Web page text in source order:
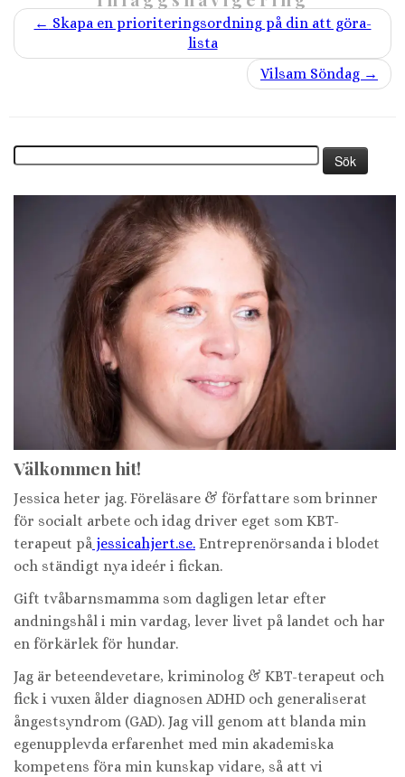
← Skapa en prioriteringsordning på din att göra-
lista
Vilsam Söndag →
Välkommen hit!
Jessica heter jag. Föreläsare & författare som brinner
för socialt arbete och idag driver eget som KBT-
terapeut på jessicahjert.se. Entreprenörsanda i blodet
och ständigt nya ideér i fickan.
Gift tvåbarnsmamma som dagligen letar efter
andningshål i min vardag, lever livet på landet och har
en förkärlek för hundar.
Jag är beteendevetare, kriminolog & KBT-terapeut och
fick i vuxen ålder diagnosen ADHD och generaliserat
ångestsyndrom (GAD). Jag vill genom att blanda min
egenupplevda erfarenhet med min akademiska
kompetens föra min kunskap vidare, så att vi